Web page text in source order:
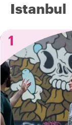
Istanbul
1